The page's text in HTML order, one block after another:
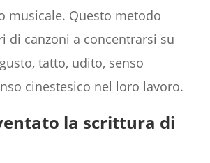
musicale. Questo metodo
di canzoni a concentrarsi su
tatto, udito, senso
cinestesico nel loro lavoro.
la scrittura di